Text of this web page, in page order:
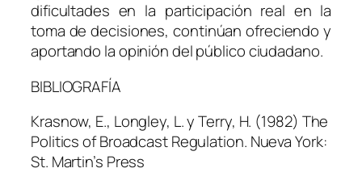
dificultades en la participación real en la
toma de decisiones, continúan ofreciendo y
aportando la opinión del público ciudadano.
BIBLIOGRAFÍA
Krasnow, E., Longley, L. y Terry, H. (1982) The
Politics of Broadcast Regulation. Nueva York:
St. Martin’s Press